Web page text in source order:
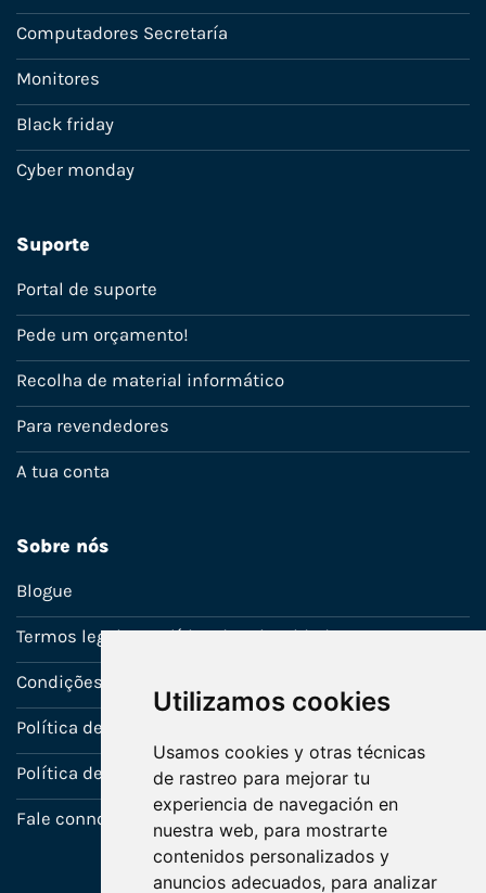
Utilizamos cookies
Usamos cookies y otras técnicas
de rastreo para mejorar tu
experiencia de navegación en
nuestra web, para mostrarte
contenidos personalizados y
anuncios adecuados, para analizar
Computadores Secretaría
Monitores
Black friday
Cyber monday
Suporte
Portal de suporte
Pede um orçamento!
Recolha de material informático
Para revendedores
A tua conta
Sobre nós
Blogue
Termos legais e política de privacidade
Condições de venda
Política de Garantia
Política de utilização de cookies
Fale connosco